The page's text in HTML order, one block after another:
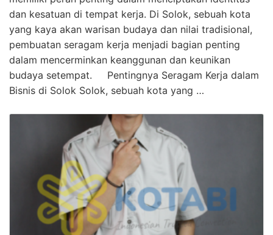
dan kesatuan di tempat kerja. Di Solok, sebuah kota
yang kaya akan warisan budaya dan nilai tradisional,
pembuatan seragam kerja menjadi bagian penting
dalam mencerminkan keanggunan dan keunikan
budaya setempat. Pentingnya Seragam Kerja dalam
Bisnis di Solok Solok, sebuah kota yang …